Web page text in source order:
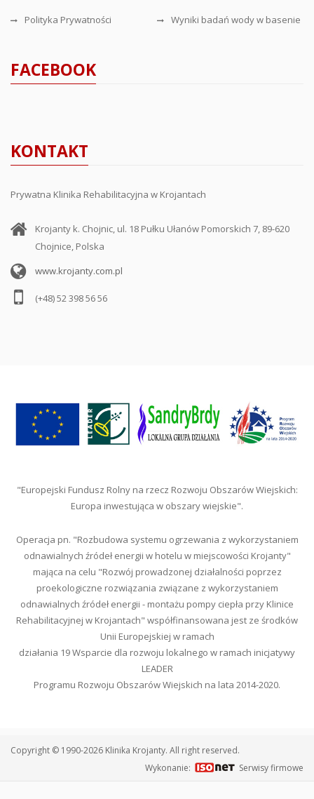
Polityka Prywatności Wyniki badań wody w basenie
FACEBOOK
KONTAKT
Prywatna Klinika Rehabilitacyjna w Krojantach
Krojanty k. Chojnic, ul. 18 Pułku Ułanów Pomorskich 7, 89-620
Chojnice, Polska
www.krojanty.com.pl
(+48) 52 398 56 56
"Europejski Fundusz Rolny na rzecz Rozwoju Obszarów Wiejskich:
Europa inwestująca w obszary wiejskie".
Operacja pn. "Rozbudowa systemu ogrzewania z wykorzystaniem
odnawialnych źródeł energii w hotelu w miejscowości Krojanty"
mająca na celu "Rozwój prowadzonej działalności poprzez
proekologiczne rozwiązania związane z wykorzystaniem
odnawialnych źródeł energii - montażu pompy ciepła przy Klinice
Rehabilitacyjnej w Krojantach" współfinansowana jest ze środków
Unii Europejskiej w ramach
działania 19 Wsparcie dla rozwoju lokalnego w ramach inicjatywy
LEADER
Programu Rozwoju Obszarów Wiejskich na lata 2014-2020.
Copyright © 1990-2026 Klinika Krojanty. All right reserved.
Wykonanie:
Serwisy firmowe